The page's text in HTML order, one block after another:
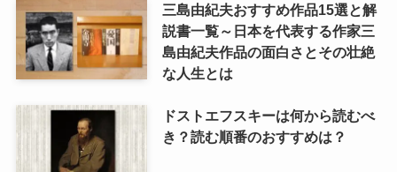
三島由紀夫おすすめ作品15選と解
説書一覧～日本を代表する作家三
島由紀夫作品の面白さとその壮絶
な人生とは
ドストエフスキーは何から読むべ
き？読む順番のおすすめは？